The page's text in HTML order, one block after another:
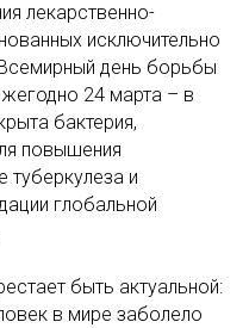
лекарственно-
исключительно
день борьбы
24 марта – в
бактерия,
повышения
и
глобальной
быть актуальной:
в мире заболело